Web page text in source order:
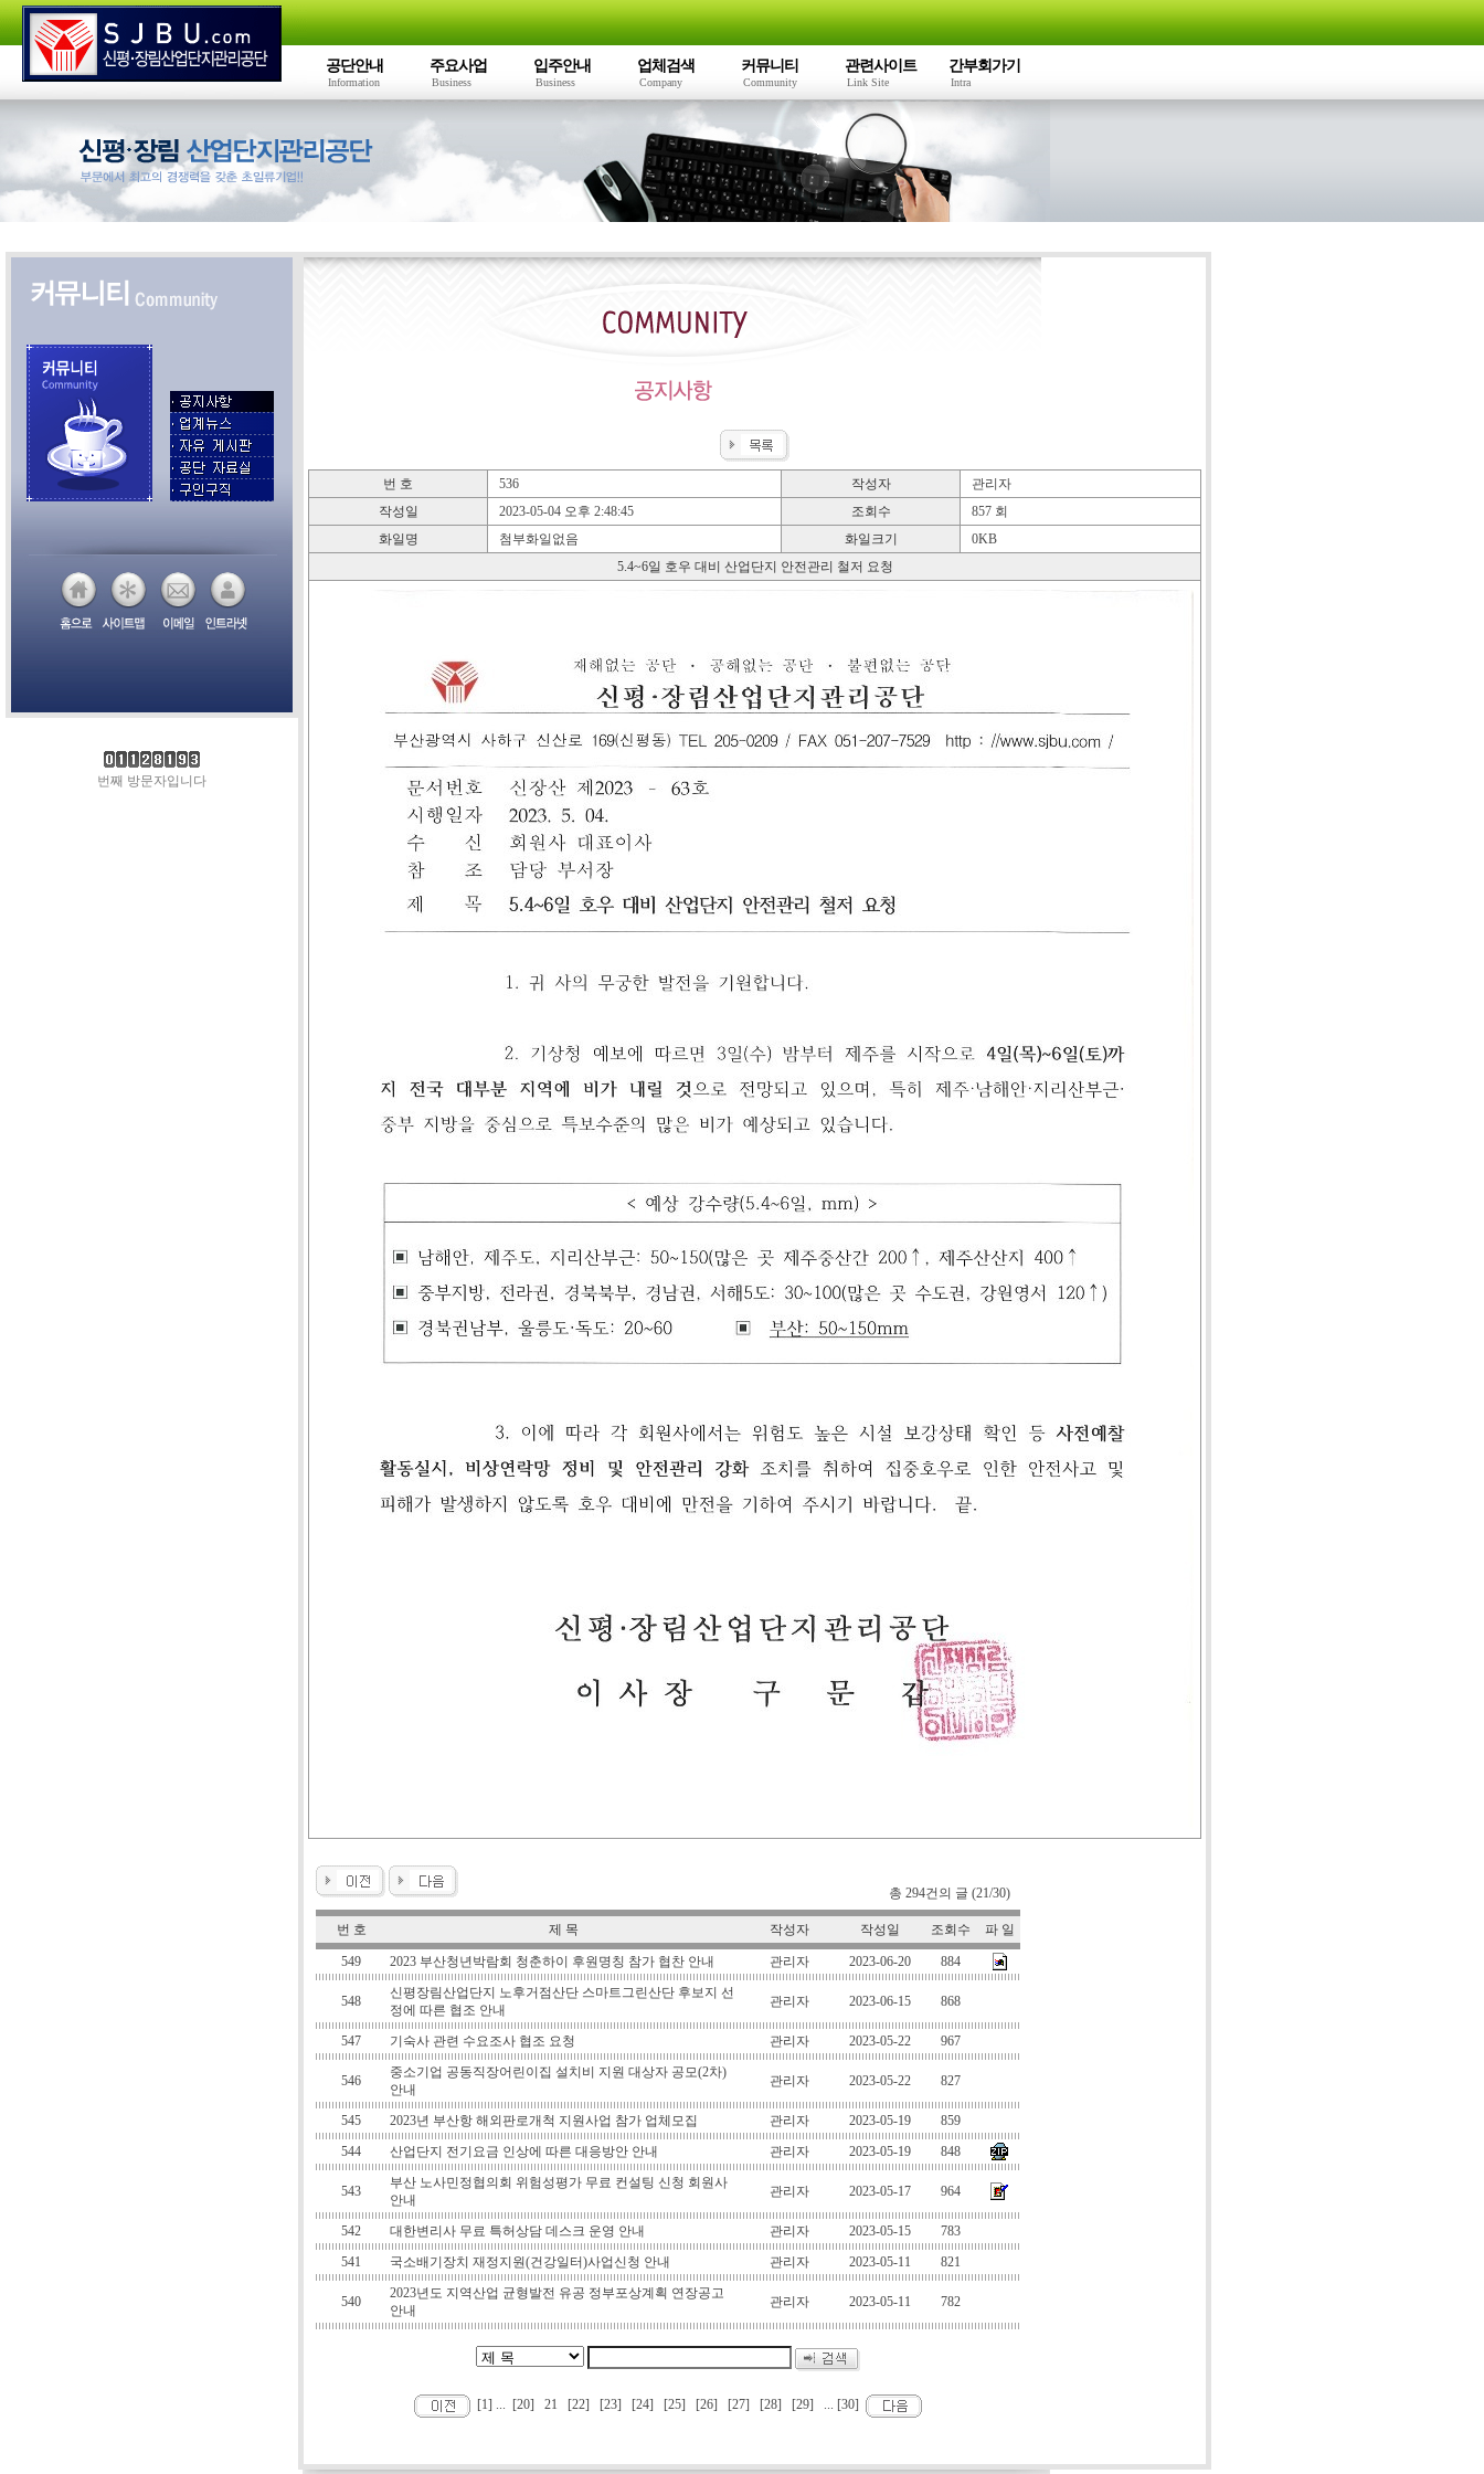
공단안내
Information
주요사업
Business
입주안내
Business
업체검색
Company
커뮤니티
Community
관련사이트
Link Site
간부회가기
Intra
번째 방문자입니다
번 호 536 작성자
관리자
작성일
2023-05-04 오후 2:48:45 조회수
857 회
화일명
첨부화일없음 화일크기
0KB
5.4~6일 호우 대비 산업단지 안전관리 철저 요청
총 294건의 글 (21/30)
번 호 제 목 작성자 작성일 조회수 파 일
549 2023 부산청년박람회 청춘하이 후원명칭 참가 협찬 안내 관리자 2023-06-20 884
548
신평장림산업단지 노후거점산단 스마트그린산단 후보지 선
정에 따른 협조 안내
관리자 2023-06-15 868
547 기숙사 관련 수요조사 협조 요청 관리자 2023-05-22 967
546
중소기업 공동직장어린이집 설치비 지원 대상자 공모(2차)
안내
관리자 2023-05-22 827
545 2023년 부산항 해외판로개척 지원사업 참가 업체모집 관리자 2023-05-19
859
544
산업단지 전기요금 인상에 따른 대응방안 안내 관리자 2023-05-19 848
543
부산 노사민정협의회 위험성평가 무료 컨설팅 신청 회원사
안내
관리자 2023-05-17 964
542 대한변리사 무료 특허상담 데스크 운영 안내 관리자 2023-05-15
783
541
국소배기장치 재정지원(건강일터)사업신청 안내 관리자 2023-05-11 821
540
2023년도 지역산업 균형발전 유공 정부포상계획 연장공고
안내
관리자 2023-05-11 782
[1] ... [20] 21 [22] [23] [24] [25] [26] [27] [28] [29] ... [30]